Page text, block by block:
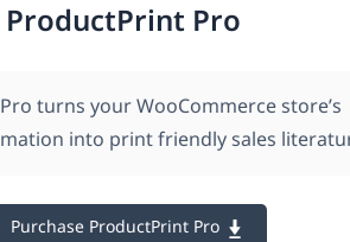
ProductPrint Pro
turns your WooCommerce store’s
into print friendly sales
Purchase ProductPrint Pro